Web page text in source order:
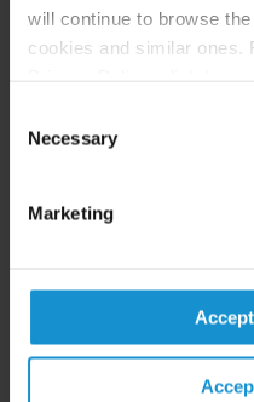
will continue to browse
cookies and similar ones.
Selection
Necessary
Marketing
Germany